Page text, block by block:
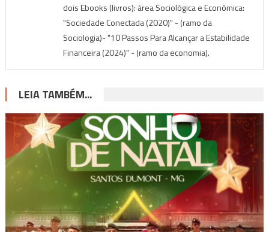
dois Ebooks (livros): área Sociológica e Econômica:
"Sociedade Conectada (2020)" - (ramo da
Sociologia)- "10 Passos Para Alcançar a Estabilidade
Financeira (2024)" - (ramo da economia).
LEIA TAMBÉM...